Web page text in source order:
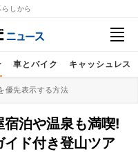
しから
車とバイク キャッシュレス
優先表示する方法
宿泊や温泉も満喫!
ド付き登山ツア